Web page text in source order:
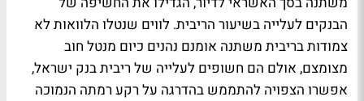
הבנקים לעלייה בשיעור הריבית. לווים שנטלו הלוואות לא
צמודות בריבית משתנה אומנם נהנים כיום מנטל חוב
מצומצם, אולם הם חשופים לעלייה של ריבית בנק ישראל,
אפשרו הצפויה להתממש בהדרגה על רקע רמתה הנמוכה